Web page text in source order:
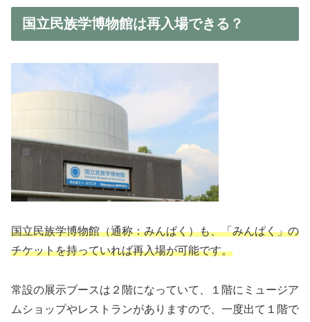
国立民族学博物館は再入場できる？
国立民族学博物館（通称：みんぱく）も、「みんぱく」の
チケットを持っていれば再入場が可能です。
常設の展示ブースは２階になっていて、１階にミュージア
ムショップやレストランがありますので、一度出て１階で